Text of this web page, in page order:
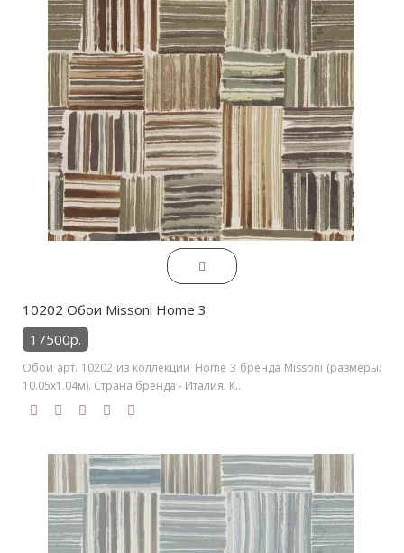
10202 Обои Missoni Home 3
17500р.
Обои арт. 10202 из коллекции Home 3 бренда Missoni (размеры:
10.05х1.04м). Страна бренда - Италия. К..